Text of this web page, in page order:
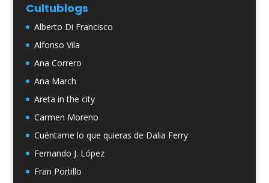
Cultublogs
Alberto Di Francisco
Alfonso Vila
Ana Correro
Ana March
Areta in the city
Carmen Moreno
Cuéntame lo que quieras de Dalia Ferry
Fernando J. López
Fran Portillo